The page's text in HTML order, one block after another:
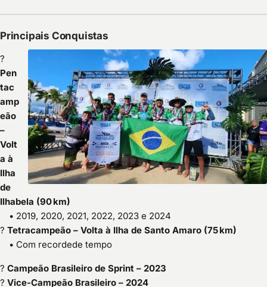
Principais Conquistas
?
Pen
tac
amp
eão
–
Volt
a à
Ilha
de
Ilhabela (90 km)
• 2019, 2020, 2021, 2022, 2023 e 2024
? Tetracampeão – Volta à Ilha de Santo Amaro (75 km)
• Com recordede tempo
? Campeão Brasileiro de Sprint – 2023
? Vice-Campeão Brasileiro – 2024